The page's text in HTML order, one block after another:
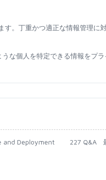
。丁重かつ適正な情報管理に
な個人を特定できる情報をプ
and Deployment
227 Q&A